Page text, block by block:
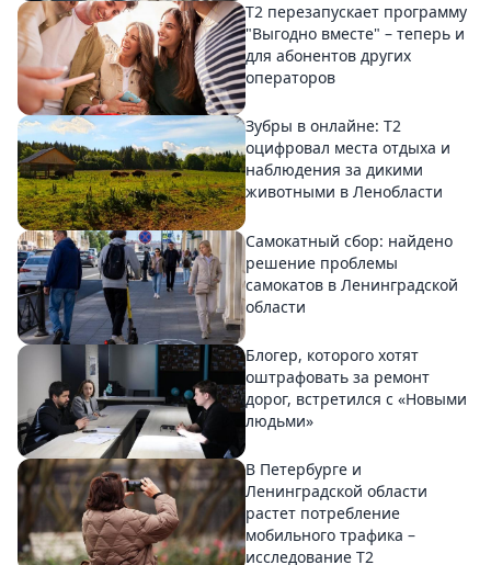
Т2 перезапускает программу
"Выгодно вместе" – теперь и
для абонентов других
операторов
Зубры в онлайне: Т2
оцифровал места отдыха и
наблюдения за дикими
животными в Ленобласти
Самокатный сбор: найдено
решение проблемы
самокатов в Ленинградской
области
Блогер, которого хотят
оштрафовать за ремонт
дорог, встретился с «Новыми
людьми»
В Петербурге и
Ленинградской области
растет потребление
мобильного трафика –
исследование T2